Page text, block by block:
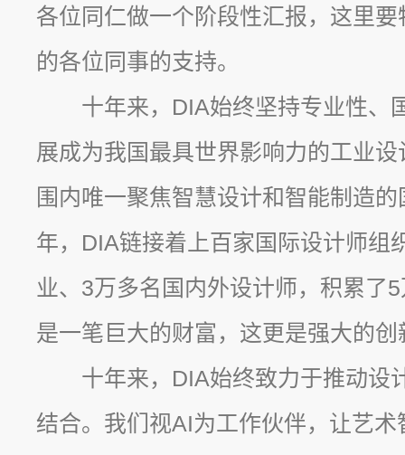
各位同仁做一个阶段性汇报，这里
的各位同事的支持。
十年来，DIA始终坚持专业性、
展成为我国最具世界影响力的工业
围内唯一聚焦智慧设计和智能制造
年，DIA链接着上百家国际设计师组
业、3万多名国内外设计师，积累了
是一笔巨大的财富，这更是强大的创
十年来，DIA始终致力于推动设
结合。我们视AI为工作伙伴，让艺